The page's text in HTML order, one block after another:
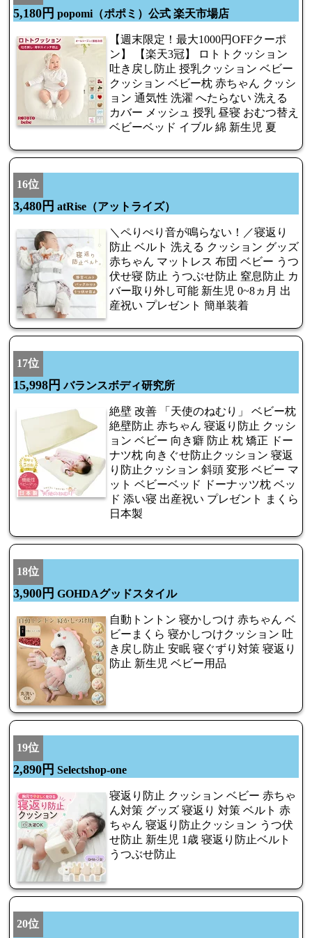
5,180円 popomi（ポポミ）公式 楽天市場店
【週末限定！最大1000円OFFクーポ
ン】 【楽天3冠】 ロトトクッション
吐き戻し防止 授乳クッション ベビー
クッション ベビー枕 赤ちゃん クッシ
ョン 通気性 洗濯 へたらない 洗える
カバー メッシュ 授乳 昼寝 おむつ替え
ベビーベッド イブル 綿 新生児 夏
16位
3,480円 atRise（アットライズ）
＼ペりぺり音が鳴らない！／寝返り
防止 ベルト 洗える クッション グッズ
赤ちゃん マットレス 布団 ベビー うつ
伏せ寝 防止 うつぶせ防止 窒息防止 カ
バー取り外し可能 新生児 0~8ヵ月 出
産祝い プレゼント 簡単装着
17位
15,998円 バランスボディ研究所
絶壁 改善 「天使のねむり」 ベビー枕
絶壁防止 赤ちゃん 寝返り防止 クッシ
ョン ベビー 向き癖 防止 枕 矯正 ドー
ナツ枕 向きぐせ防止クッション 寝返
り防止クッション 斜頭 変形 ベビー マ
ット ベビーベッド ドーナッツ枕 ベッ
ド 添い寝 出産祝い プレゼント まくら
日本製
18位
3,900円 GOHDAグッドスタイル
自動トントン 寝かしつけ 赤ちゃん ベ
ビーまくら 寝かしつけクッション 吐
き戻し防止 安眠 寝ぐずり対策 寝返り
防止 新生児 ベビー用品
19位
2,890円 Selectshop-one
寝返り防止 クッション ベビー 赤ちゃ
ん対策 グッズ 寝返り 対策 ベルト 赤
ちゃん 寝返り防止クッション うつ伏
せ防止 新生児 1歳 寝返り防止ベルト
うつぶせ防止
20位